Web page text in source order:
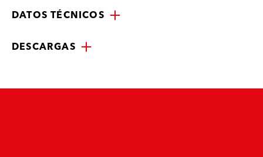
DATOS TÉCNICOS
DESCARGAS